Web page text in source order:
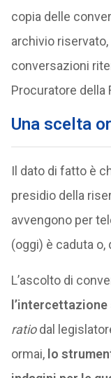
copia delle
archivio
conversazioni
Procuratore della
Una scelta
Il dato di fatto è
presidio della
avvengono per
(oggi) è caduta
L’ascolto di
ratiodal
ormai, lo